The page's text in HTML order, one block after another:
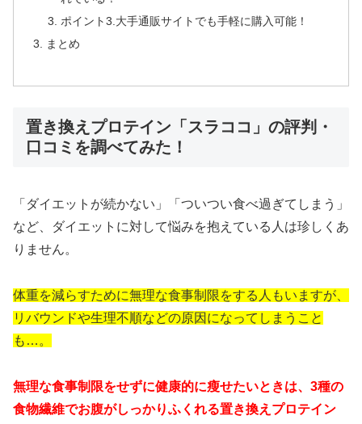
ポイント3.大手通販サイトでも手軽に購入可能！
まとめ
置き換えプロテイン「スラココ」の評判・
口コミを調べてみた！
「ダイエットが続かない」「ついつい食べ過ぎてしまう」
など、ダイエットに対して悩みを抱えている人は珍しくあ
りません。
体重を減らすために無理な食事制限をする人もいますが、
リバウンドや生理不順などの原因になってしまうこと
も…。
無理な食事制限をせずに健康的に瘦せたいときは、3種の
食物繊維でお腹がしっかりふくれる置き換えプロテイン